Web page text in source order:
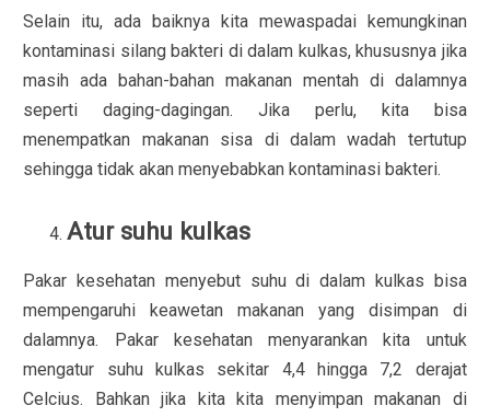
Selain itu, ada baiknya kita mewaspadai kemungkinan
kontaminasi silang bakteri di dalam kulkas, khususnya jika
masih ada bahan-bahan makanan mentah di dalamnya
seperti daging-dagingan. Jika perlu, kita bisa
menempatkan makanan sisa di dalam wadah tertutup
sehingga tidak akan menyebabkan kontaminasi bakteri.
Atur suhu kulkas
Pakar kesehatan menyebut suhu di dalam kulkas bisa
mempengaruhi keawetan makanan yang disimpan di
dalamnya. Pakar kesehatan menyarankan kita untuk
mengatur suhu kulkas sekitar 4,4 hingga 7,2 derajat
Celcius. Bahkan jika kita kita menyimpan makanan di